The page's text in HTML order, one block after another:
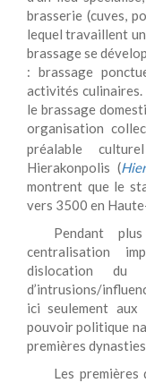
brasserie (cuves,
lequel travaillent
brassage se
: brassage
activités
le brassage
organisation
préalable
Hierakonpolis (
montrent que le
vers 3500 en
Pendant
centralisation
dislocation du
d’intrusions/
ici seulement
pouvoir politique
premières
Les